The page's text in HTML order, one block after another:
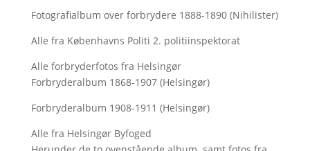
Fotografialbum over forbrydere 1888-1890 (Nihilister)
Alle fra Københavns Politi 2. politiinspektorat
Alle forbryderfotos fra Helsingør
Forbryderalbum 1868-1907 (Helsingør)
Forbryderalbum 1908-1911 (Helsingør)
Alle fra Helsingør Byfoged